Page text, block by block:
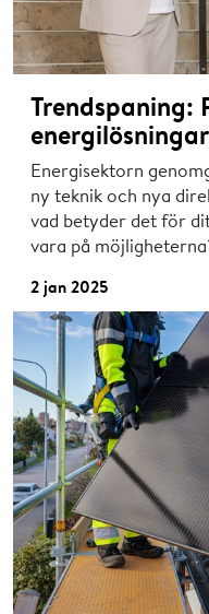
Trendspaning:
energilösningar
Energisektorn
ny teknik och nya
vad betyder det för
vara på
2 jan 2025